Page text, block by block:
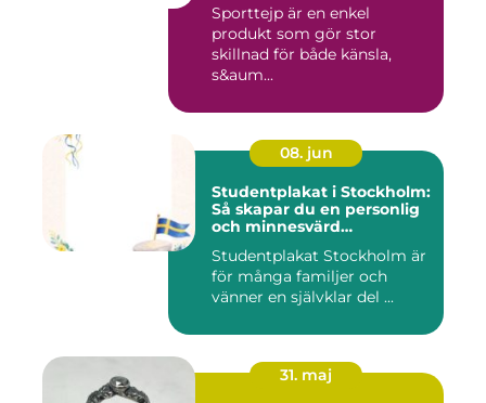
Sporttejp är en enkel
produkt som gör stor
skillnad för både känsla,
s&aum...
08. jun
Studentplakat i Stockholm:
Så skapar du en personlig
och minnesvärd
Studentplakat Stockholm är
för många familjer och
vänner en självklar del ...
31. maj